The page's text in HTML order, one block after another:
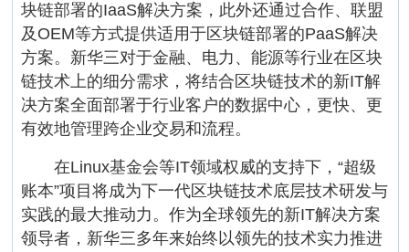
块链部署的IaaS解决方案，此外还通过合作、联盟
及OEM等方式提供适用于区块链部署的PaaS解决
方案。新华三对于金融、电力、能源等行业在区块
链技术上的细分需求，将结合区块链技术的新IT解
决方案全面部署于行业客户的数据中心，更快、更
有效地管理跨企业交易和流程。
在Linux基金会等IT领域权威的支持下，“超级
账本”项目将成为下一代区块链技术底层技术研发与
实践的最大推动力。作为全球领先的新IT解决方案
领导者，新华三多年来始终以领先的技术实力推进